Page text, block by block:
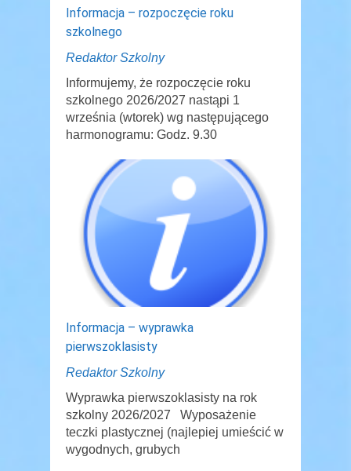
Informacja – rozpoczęcie roku
szkolnego
Redaktor Szkolny
Informujemy, że rozpoczęcie roku
szkolnego 2026/2027 nastąpi 1
września (wtorek) wg następującego
harmonogramu: Godz. 9.30
Informacja – wyprawka
pierwszoklasisty
Redaktor Szkolny
Wyprawka pierwszoklasisty na rok
szkolny 2026/2027 Wyposażenie
teczki plastycznej (najlepiej umieścić w
wygodnych, grubych